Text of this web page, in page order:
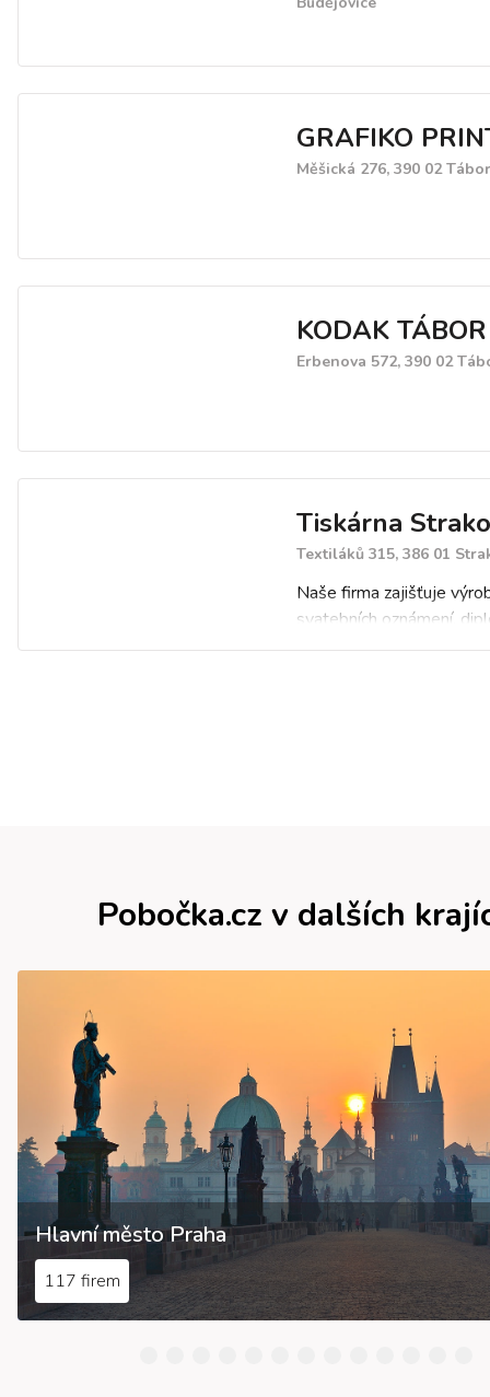
GRAFIKO
Měšická 276, 390 02 Tábor
KODAK TÁBOR
Erbenova 572, 390 02
Tiskárna
Textiláků 315, 386 01
Naše firma zajišťuje
svatebních oznámení,
letáků, katalogů, brožur,
Pobočka.cz v dalších
Hlavní město Praha
117 firem